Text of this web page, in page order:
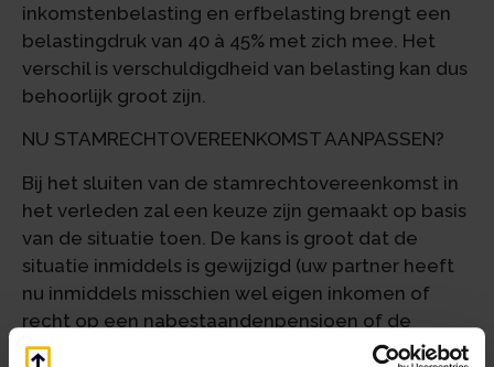
inkomstenbelasting en erfbelasting brengt een
belastingdruk van 40 à 45% met zich mee. Het
verschil is verschuldigdheid van belasting kan dus
behoorlijk groot zijn.
NU STAMRECHTOVEREENKOMST AANPASSEN?
Bij het sluiten van de stamrechtovereenkomst in
het verleden zal een keuze zijn gemaakt op basis
van de situatie toen. De kans is groot dat de
situatie inmiddels is gewijzigd (uw partner heeft
nu inmiddels misschien wel eigen inkomen of
recht op een nabestaandenpensioen of de
omgekeerde situatie is juist van toepassing